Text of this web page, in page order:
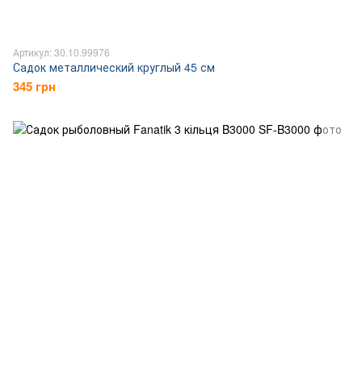
Артикул: 30.10.99976
Садок металлический круглый 45 см
345 грн